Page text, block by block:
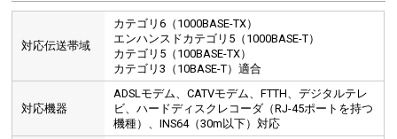
対応伝送帯域
カテゴリ6（1000BASE-TX）
エンハンスドカテゴリ5（1000BASE-T）
カテゴリ5（100BASE-TX）
カテゴリ3（10BASE-T）適合
対応機器
ADSLモデム、CATVモデム、FTTH、デジタルテレ
ビ、ハードディスクレコーダ（RJ-45ポートを持つ
機種）、INS64（30m以下）対応